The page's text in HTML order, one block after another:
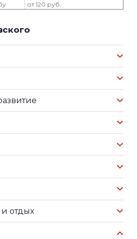
от 120 руб.
отдых